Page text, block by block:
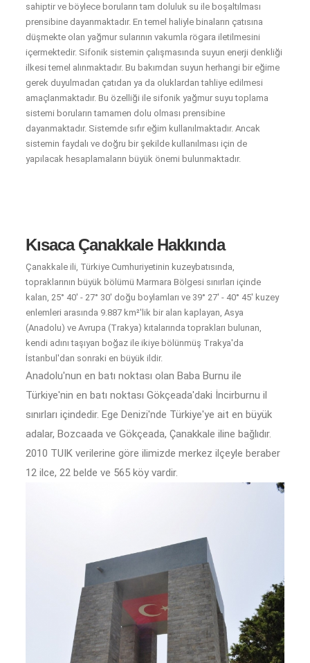
sahiptir ve böylece boruların tam doluluk su ile boşaltılması
prensibine dayanmaktadır. En temel haliyle binaların çatısına
düşmekte olan yağmur sularının vakumla rögara iletilmesini
içermektedir. Sifonik sistemin çalışmasında suyun enerji denkliği
ilkesi temel alınmaktadır. Bu bakımdan suyun herhangi bir eğime
gerek duyulmadan çatıdan ya da oluklardan tahliye edilmesi
amaçlanmaktadır. Bu özelliği ile sifonik yağmur suyu toplama
sistemi boruların tamamen dolu olması prensibine
dayanmaktadır. Sistemde sıfır eğim kullanılmaktadır. Ancak
sistemin faydalı ve doğru bir şekilde kullanılması için de
yapılacak hesaplamaların büyük önemi bulunmaktadır.
Kısaca Çanakkale Hakkında
Çanakkale ili, Türkiye Cumhuriyetinin kuzeybatısında,
topraklarının büyük bölümü Marmara Bölgesi sınırları içinde
kalan, 25° 40' - 27° 30' doğu boylamları ve 39° 27' - 40° 45' kuzey
enlemleri arasında 9.887 km²'lik bir alan kaplayan, Asya
(Anadolu) ve Avrupa (Trakya) kıtalarında toprakları bulunan,
kendi adını taşıyan boğaz ile ikiye bölünmüş Trakya'da
İstanbul'dan sonraki en büyük ildir.
Anadolu'nun en batı noktası olan Baba Burnu ile
Türkiye'nin en batı noktası Gökçeada'daki İncirburnu il
sınırları içindedir. Ege Denizi'nde Türkiye'ye ait en büyük
adalar, Bozcaada ve Gökçeada, Çanakkale iline bağlıdır.
2010 TUIK verilerine göre ilimizde merkez ilçeyle beraber
12 ilce, 22 belde ve 565 köy vardir.